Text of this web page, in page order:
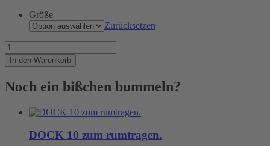
Größe
Zurücksetzen
Orange
ist
the
black.
In den Warenkorb
Noch ein bißchen bummeln?
DOCK 10 zum rumtragen.